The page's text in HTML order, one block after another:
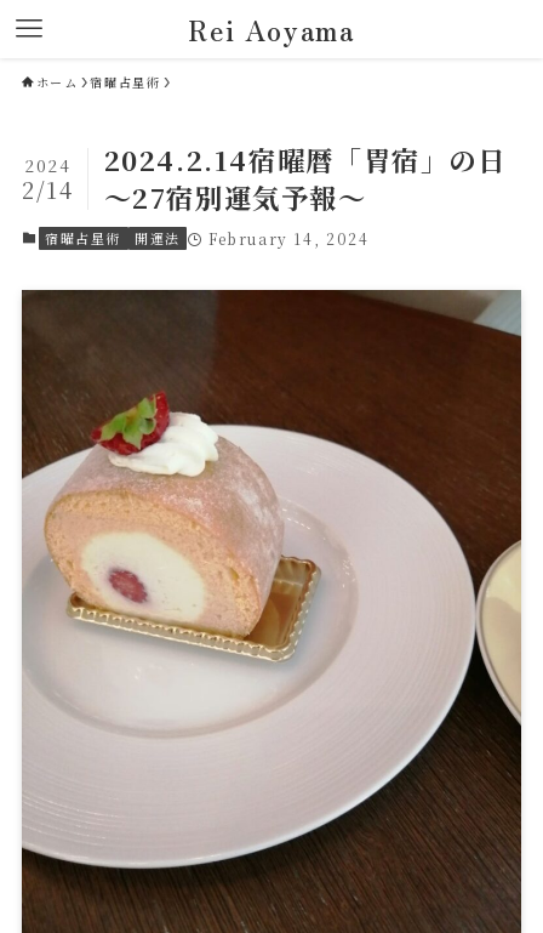
Rei Aoyama
ホーム 宿曜占星術
2024.2.14宿曜暦「胃宿」の日
～27宿別運気予報～
2024
2/14
宿曜占星術 開運法 February 14, 2024